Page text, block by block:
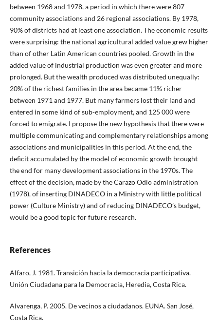
between 1968 and 1978, a period in which there were 807
community associations and 26 regional associations. By 1978,
90% of districts had at least one association. The economic results
were surprising: the national agricultural added value grew higher
than of other Latin American countries pooled. Growth in the
added value of industrial production was even greater and more
prolonged. But the wealth produced was distributed unequally:
20% of the richest families in the area became 11% richer
between 1971 and 1977. But many farmers lost their land and
entered in some kind of sub-employment, and 125 000 were
forced to emigrate. I propose the new hypothesis that there were
multiple communicating and complementary relationships among
associations and municipalities in this period. At the end, the
deficit accumulated by the model of economic growth brought
the end for many development associations in the 1970s. The
effect of the decision, made by the Carazo Odio administration
(1978), of inserting DINADECO in a Ministry with little political
power (Culture Ministry) and of reducing DINADECO’s budget,
would be a good topic for future research.
References
Alfaro, J. 1981. Transición hacia la democracia participativa.
Unión Ciudadana para la Democracia, Heredia, Costa Rica.
Alvarenga, P. 2005. De vecinos a ciudadanos. EUNA. San José,
Costa Rica.